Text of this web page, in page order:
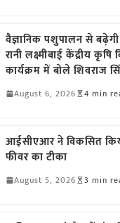
वैज्ञानिक पशुपालन से
रानी लक्ष्मीबाई केंद्रीय कृषि
कार्यक्रम में बोले शिवराज
August 6, 2026 4 min
आईसीएआर ने विकसित
फीवर का टीका
August 5, 2026 3 min